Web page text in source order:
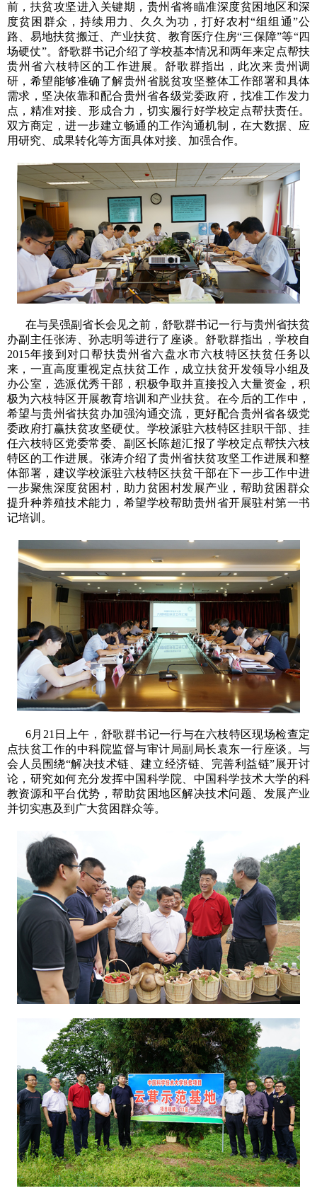
前，扶贫攻坚进入关键期，贵州省将瞄准深度贫困地区和深
度贫困群众，持续用力、久久为功，打好农村“组组通”公
路、易地扶贫搬迁、产业扶贫、教育医疗住房“三保障”等“四
场硬仗”。舒歌群书记介绍了学校基本情况和两年来定点帮扶
贵州省六枝特区的工作进展。舒歌群指出，此次来贵州调
研，希望能够准确了解贵州省脱贫攻坚整体工作部署和具体
需求，坚决依靠和配合贵州省各级党委政府，找准工作发力
点，精准对接、形成合力，切实履行好学校定点帮扶责任。
双方商定，进一步建立畅通的工作沟通机制，在大数据、应
用研究、成果转化等方面具体对接、加强合作。
在与吴强副省长会见之前，舒歌群书记一行与贵州省扶贫
办副主任张涛、孙志明等进行了座谈。舒歌群指出，学校自
2015年接到对口帮扶贵州省六盘水市六枝特区扶贫任务以
来，一直高度重视定点扶贫工作，成立扶贫开发领导小组及
办公室，选派优秀干部，积极争取并直接投入大量资金，积
极为六枝特区开展教育培训和产业扶贫。在今后的工作中，
希望与贵州省扶贫办加强沟通交流，更好配合贵州省各级党
委政府打赢扶贫攻坚硬仗。学校派驻六枝特区挂职干部、挂
任六枝特区党委常委、副区长陈超汇报了学校定点帮扶六枝
特区的工作进展。张涛介绍了贵州省扶贫攻坚工作进展和整
体部署，建议学校派驻六枝特区扶贫干部在下一步工作中进
一步聚焦深度贫困村，助力贫困村发展产业，帮助贫困群众
提升种养殖技术能力，希望学校帮助贵州省开展驻村第一书
记培训。
6月21日上午，舒歌群书记一行与在六枝特区现场检查定
点扶贫工作的中科院监督与审计局副局长袁东一行座谈。与
会人员围绕“解决技术链、建立经济链、完善利益链”展开讨
论，研究如何充分发挥中国科学院、中国科学技术大学的科
教资源和平台优势，帮助贫困地区解决技术问题、发展产业
并切实惠及到广大贫困群众等。